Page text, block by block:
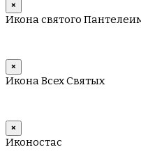
×
Икона святого
×
Икона Всех Святых
×
Иконостас